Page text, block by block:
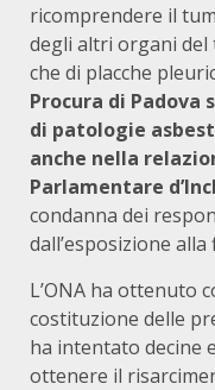
ricomprendere il
degli altri organi
che di placche
Procura di Padova
di patologie
anche nella
Parlamentare
condanna dei
dall’esposizione
L’ONA ha ottenuto
costituzione delle
ha intentato decine
ottenere il